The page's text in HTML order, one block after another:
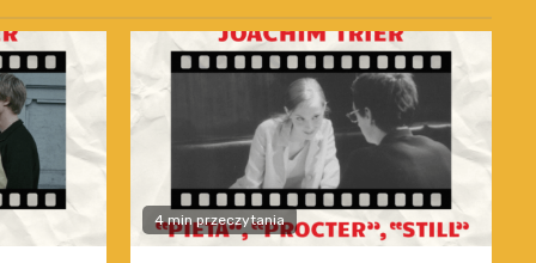
4 min przeczytania